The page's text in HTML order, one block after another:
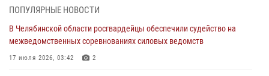
На Южном Урале спецназ Росгвардии провел военно-полевые
Росгвардейцы задержали трёх магазинных воров в Челябинске
ПОПУЛЯРНЫЕ НОВОСТИ
В Челябинской области росгвардейцы обеспечили судейство на
межведомственных соревнованиях силовых ведомств
17 июля 2026, 03:42 2